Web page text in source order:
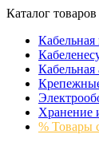
Каталог товаров
Кабельная
Хранение
% Товары